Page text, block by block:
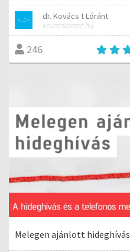
dr. Kovács t Lóránt
kovacslorant.hu
246
Melegen ajánlott hideghívás